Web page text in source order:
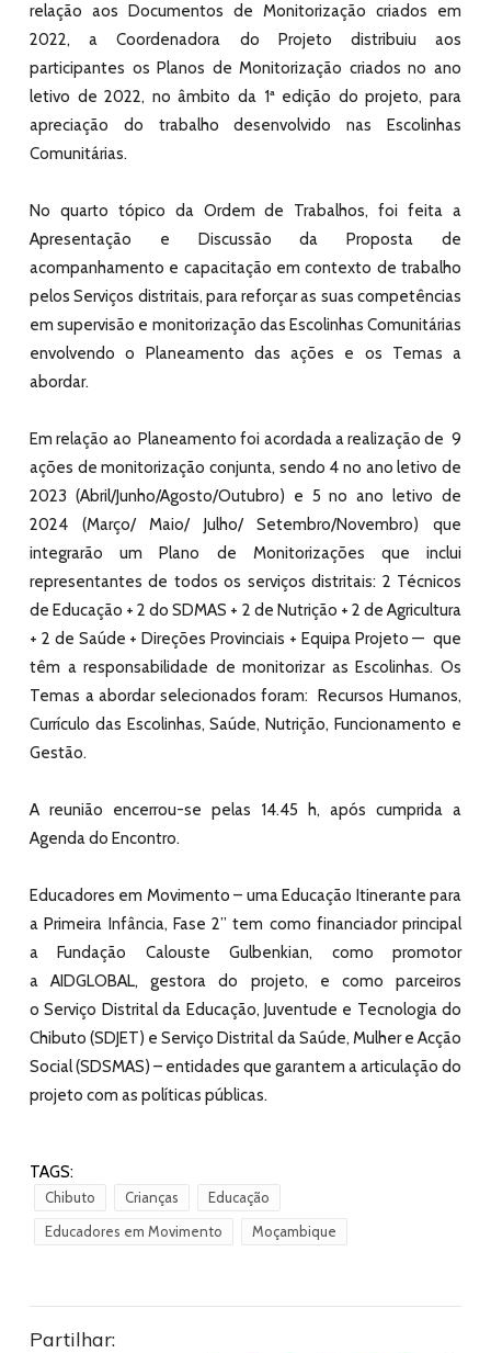
relação aos Documentos de Monitorização criados em
2022, a Coordenadora do Projeto distribuiu aos
participantes os Planos de Monitorização criados no ano
letivo de 2022, no âmbito da 1ª edição do projeto, para
apreciação do trabalho desenvolvido nas Escolinhas
Comunitárias.
No quarto tópico da Ordem de Trabalhos, foi feita a
Apresentação e Discussão da Proposta de
acompanhamento e capacitação em contexto de trabalho
pelos Serviços distritais, para reforçar as suas competências
em supervisão e monitorização das Escolinhas Comunitárias
envolvendo o Planeamento das ações e os Temas a
abordar.
Em relação ao Planeamento foi acordada a realização de 9
ações de monitorização conjunta, sendo 4 no ano letivo de
2023 (Abril/Junho/Agosto/Outubro) e 5 no ano letivo de
2024 (Março/ Maio/ Julho/ Setembro/Novembro) que
integrarão um Plano de Monitorizações que inclui
representantes de todos os serviços distritais: 2 Técnicos
de Educação + 2 do SDMAS + 2 de Nutrição + 2 de Agricultura
+ 2 de Saúde + Direções Provinciais + Equipa Projeto — que
têm a responsabilidade de monitorizar as Escolinhas. Os
Temas a abordar selecionados foram: Recursos Humanos,
Currículo das Escolinhas, Saúde, Nutrição, Funcionamento e
Gestão.
A reunião encerrou-se pelas 14.45 h, após cumprida a
Agenda do Encontro.
Educadores em Movimento – uma Educação Itinerante para
a Primeira Infância, Fase 2” tem como financiador principal
aFundação Calouste Gulbenkian, como promotor
aAIDGLOBAL, gestora do projeto, e como parceiros
oServiço Distrital da Educação, Juventude e Tecnologia do
Chibuto (SDJET) eServiço Distrital da Saúde, Mulher e Acção
Social (SDSMAS) – entidades que garantem a articulação do
projeto com as políticas públicas.
TAGS:
Chibuto Crianças
Educação
Educadores em Movimento
Moçambique
Partilhar: